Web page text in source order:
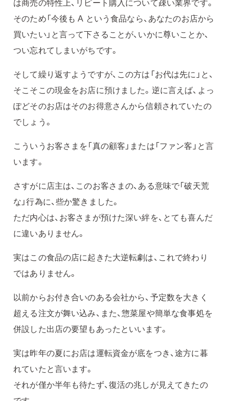
そのため「今後も A という食品なら、あなたのお店から
買いたい」と言って下さることが、いかに尊いことか、
つい忘れてしまいがちです。
そして繰り返すようですが、この方は「お代は先に」と、
そこそこの現金をお店に預けました。逆に言えば、よっ
ぽどそのお店はそのお得意さんから信頼されていたの
でしょう。
こういうお客さまを「真の顧客」または「ファン客」と言
います。
さすがに店主は、このお客さまの、ある意味で「破天荒
な」行為に、些か驚きました。
ただ内心は、お客さまが預けた深い絆を、とても喜んだ
に違いありません。
実はこの食品の店に起きた大逆転劇は、これで終わり
ではありません。
以前からお付き合いのある会社から、予定数を大きく
超える注文が舞い込み、また、惣菜屋や簡単な食事処を
併設した出店の要望もあったといいます。
実は昨年の夏にお店は運転資金が底をつき、途方に暮
れていたと言います。
それが僅か半年も待たず、復活の兆しが見えてきたの